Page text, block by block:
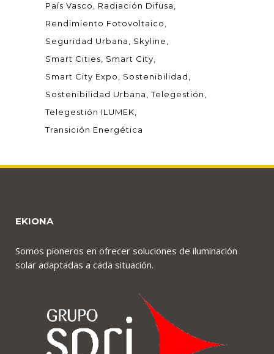
País Vasco
Radiación Difusa
Rendimiento Fotovoltaico
Seguridad Urbana
Skyline
Smart Cities
Smart City
Smart City Expo
Sostenibilidad
Sostenibilidad Urbana
Telegestión
Telegestión ILUMEK
Transición Energética
EKIONA
Somos pioneros en ofrecer soluciones de iluminación
solar adaptadas a cada situación.